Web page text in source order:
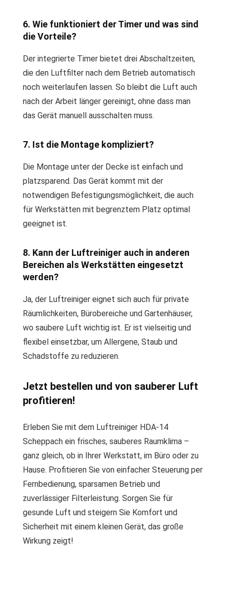
6. Wie funktioniert der Timer und was sind
die Vorteile?
Der integrierte Timer bietet drei Abschaltzeiten,
die den Luftfilter nach dem Betrieb automatisch
noch weiterlaufen lassen. So bleibt die Luft auch
nach der Arbeit länger gereinigt, ohne dass man
das Gerät manuell ausschalten muss.
7. Ist die Montage kompliziert?
Die Montage unter der Decke ist einfach und
platzsparend. Das Gerät kommt mit der
notwendigen Befestigungsmöglichkeit, die auch
für Werkstätten mit begrenztem Platz optimal
geeignet ist.
8. Kann der Luftreiniger auch in anderen
Bereichen als Werkstätten eingesetzt
werden?
Ja, der Luftreiniger eignet sich auch für private
Räumlichkeiten, Bürobereiche und Gartenhäuser,
wo saubere Luft wichtig ist. Er ist vielseitig und
flexibel einsetzbar, um Allergene, Staub und
Schadstoffe zu reduzieren.
Jetzt bestellen und von sauberer Luft
profitieren!
Erleben Sie mit dem Luftreiniger HDA-14
Scheppach ein frisches, sauberes Raumklima –
ganz gleich, ob in Ihrer Werkstatt, im Büro oder zu
Hause. Profitieren Sie von einfacher Steuerung per
Fernbedienung, sparsamen Betrieb und
zuverlässiger Filterleistung. Sorgen Sie für
gesunde Luft und steigern Sie Komfort und
Sicherheit mit einem kleinen Gerät, das große
Wirkung zeigt!